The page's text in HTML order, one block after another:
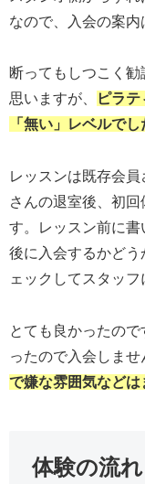
なので、入会の案内
断ってもしつこく
思いますが、
ピラ
「 無い 」レベルでし
レッスンは既存会
さんの退室後、初
す。レッスン前に
後に入会するかど
ェックしてスタッフ
とても良かったの
ったので入会しま
で嫌な雰囲気などは
体験の流れ